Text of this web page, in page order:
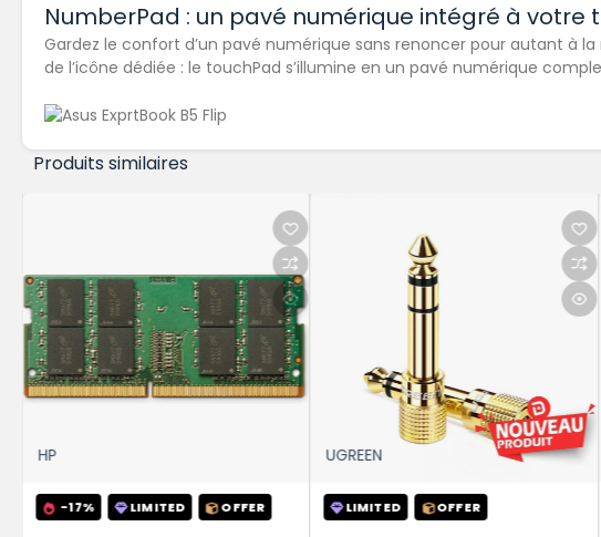
NumberPad : un pavé numérique intégré à votre
Gardez le confort d’un pavé numérique sans renoncer pour autant à
de l’icône dédiée : le touchPad s’illumine en un pavé numérique
Produits similaires
OFFER LIMITED OFFER